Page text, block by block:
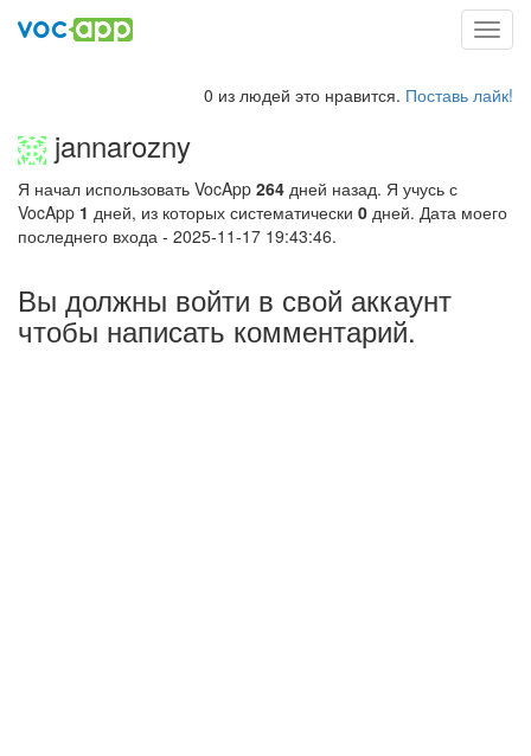
0 из людей это нравится. Поставь лайк!
jannarozny
Я начал использовать VocApp 264 дней назад. Я учусь с
VocApp 1 дней, из которых систематически 0 дней. Дата моего
последнего входа - 2025-11-17 19:43:46.
Вы должны войти в свой аккаунт
чтобы написать комментарий.